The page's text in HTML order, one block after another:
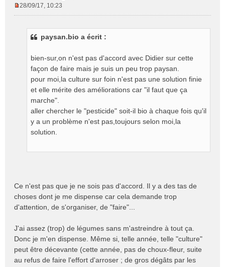
28/09/17, 10:23
paysan.bio a écrit :
bien-sur,on n'est pas d'accord avec Didier sur cette
façon de faire mais je suis un peu trop paysan.
pour moi,la culture sur foin n'est pas une solution finie
et elle mérite des améliorations car "il faut que ça
marche".
aller chercher le "pesticide" soit-il bio à chaque fois qu'il
y a un problème n'est pas,toujours selon moi,la
solution.
Ce n'est pas que je ne sois pas d'accord. Il y a des tas de
choses dont je me dispense car cela demande trop
d'attention, de s'organiser, de "faire"...
J'ai assez (trop) de légumes sans m'astreindre à tout ça.
Donc je m'en dispense. Même si, telle année, telle "culture"
peut être décevante (cette année, pas de choux-fleur, suite
au refus de faire l'effort d'arroser ; de gros dégâts par les